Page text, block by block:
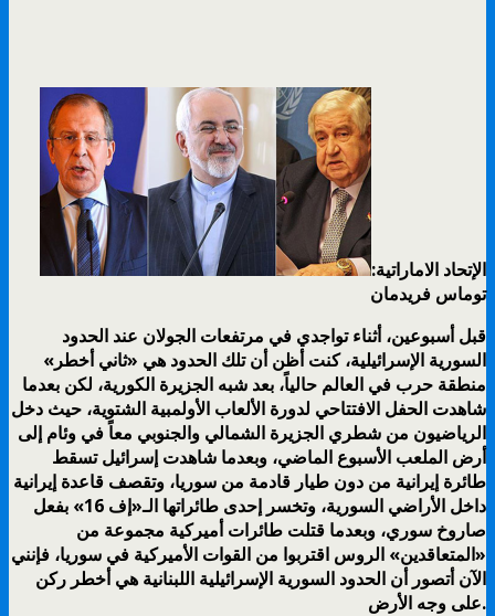
الإتحاد الاماراتية:
توماس فريدمان
قبل أسبوعين، أثناء تواجدي في مرتفعات الجولان عند الحدود
السورية الإسرائيلية، كنت أظن أن تلك الحدود هي «ثاني أخطر»
منطقة حرب في العالم حالياً، بعد شبه الجزيرة الكورية، لكن بعدما
شاهدت الحفل الافتتاحي لدورة الألعاب الأولمبية الشتوية، حيث دخل
الرياضيون من شطري الجزيرة الشمالي والجنوبي معاً في وئام إلى
أرض الملعب الأسبوع الماضي، وبعدما شاهدت إسرائيل تسقط
طائرة إيرانية من دون طيار قادمة من سوريا، وتقصف قاعدة إيرانية
داخل الأراضي السورية، وتخسر إحدى طائراتها الـ«إف 16» بفعل
صاروخ سوري، وبعدما قتلت طائرات أميركية مجموعة من
«المتعاقدين» الروس اقتربوا من القوات الأميركية في سوريا، فإنني
الآن أتصور أن الحدود السورية الإسرائيلية اللبنانية هي أخطر ركن
على وجه الأرض.